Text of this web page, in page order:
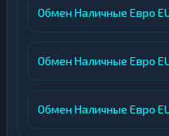
Обмен Наличные Евро
Обмен Наличные Евро
Обмен Наличные Евро